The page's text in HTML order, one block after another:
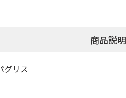
商品説明
グリス